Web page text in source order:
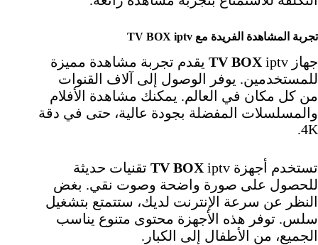
تجربة المشاهدة الفريدة مع TV BOX iptv
جهاز TV BOX iptv يقدم تجربة مشاهدة مميزة
للمستخدمين. يوفر الوصول إلى آلاف القنوات
من كل مكان في العالم. يمكنك مشاهدة الأفلام
والمسلسلات المفضلة بجودة عالية، حتى في دقة
4K.
تستخدم أجهزة TV BOX iptv تقنيات حديثة
للحصول على صورة واضحة وصوت نقي. بغض
النظر عن سرعة الإنترنت لديك، ستتمتع بتشغيل
سلس. توفر هذه الأجهزة محتوى متنوع يناسب
الجميع، من الأطفال إلى الكبار.